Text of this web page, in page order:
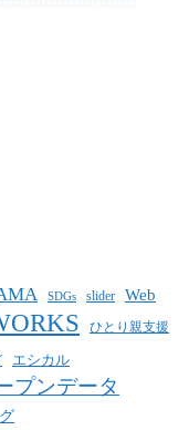
SDGs slider Web
ひとり親支援
エシカル
プンデータ